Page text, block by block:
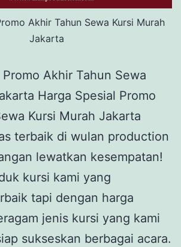
Akhir Tahun Sewa Kursi Murah
Jakarta
Akhir Tahun Sewa
Harga Spesial Promo
Kursi Murah Jakarta
terbaik di wulan production
lewatkan kesempatan!
kursi kami yang
tapi dengan harga
jenis kursi yang kami
sukseskan berbagai acara.